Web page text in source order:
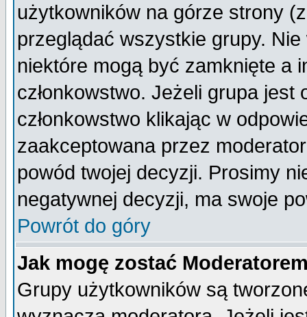
użytkowników na górze strony
przeglądać wszystkie grupy.
niektóre mogą być zamknięte a
członkowstwo. Jeżeli grupa
członkowstwo klikając w
zaakceptowana przez
powód twojej decyzji. Prosimy
negatywnej decyzji, ma swoje
Powrót do góry
Jak mogę zostać
Grupy użytkowników są